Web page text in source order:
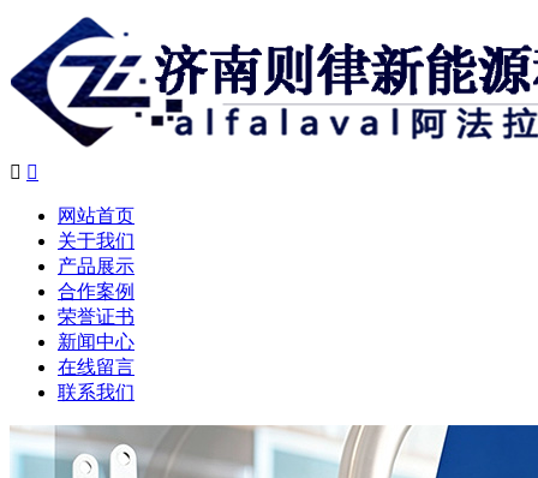
 
网站首页
关于我们
产品展示
合作案例
荣誉证书
新闻中心
在线留言
联系我们